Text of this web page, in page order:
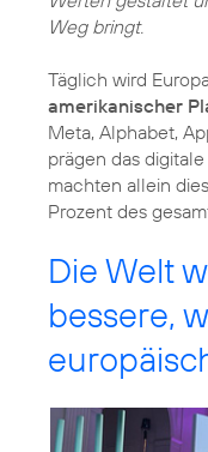
Weg bringt.
Täglich wird
amerikanischer
Meta, Alphabet,
prägen das
machten allein
Prozent des
Die Welt
bessere,